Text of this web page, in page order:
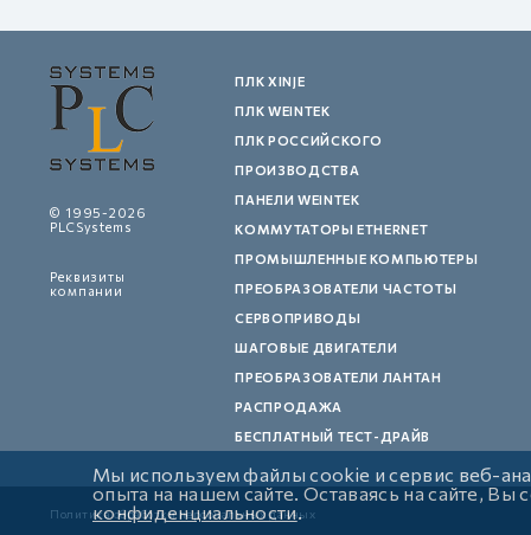
© 1995-2026
PLCSystems
Реквизиты
компании
ПЛК XINJE
ПЛК WEINTEK
ПЛК РОССИЙСКОГО
ПРОИЗВОДСТВА
ПАНЕЛИ WEINTEK
КОММУТАТОРЫ ETHERNET
ПРОМЫШЛЕННЫЕ КОМПЬЮТЕРЫ
ПРЕОБРАЗОВАТЕЛИ ЧАСТОТЫ
СЕРВОПРИВОДЫ
ШАГОВЫЕ ДВИГАТЕЛИ
ПРЕОБРАЗОВАТЕЛИ ЛАНТАН
РАСПРОДАЖА
БЕСПЛАТНЫЙ ТЕСТ-ДРАЙВ
Политика обработки персональных данных
Мы используем файлы cookie и сервис веб-
опыта на нашем сайте. Оставаясь на сайте, Вы
конфиденциальности.